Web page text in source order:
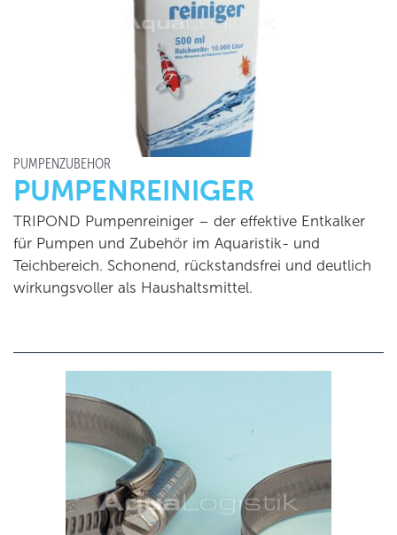
PUMPENZUBEHÖR
PUMPENREINIGER
TRIPOND Pumpenreiniger – der effektive Entkalker
für Pumpen und Zubehör im Aquaristik- und
Teichbereich. Schonend, rückstandsfrei und deutlich
wirkungsvoller als Haushaltsmittel.